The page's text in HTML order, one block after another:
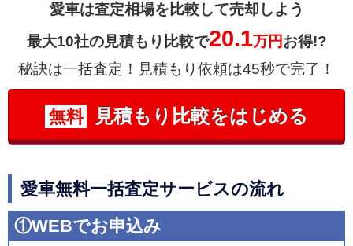
愛車は査定相場を比較して売却しよう
最大10社の見積もり比較で20.1万円お得!?
秘訣は一括査定！見積もり依頼は45秒で完了！
無料 見積もり比較をはじめる
愛車無料一括査定サービスの流れ
①WEBでお申込み